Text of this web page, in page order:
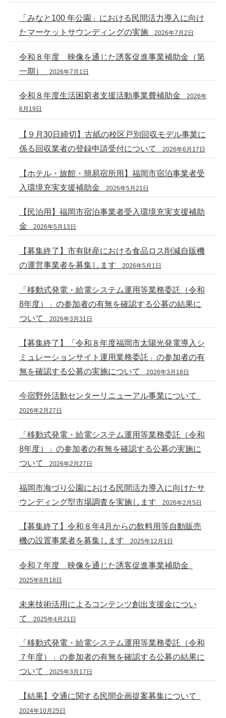
「みなと100 年公園」における民間活力導入に向け
たマーケットサウンディングの実施
2026年7月2日
令和８年度 映像を通じた誘客促進事業補助金（第
一期）
2026年7月1日
令和８年度生活困窮者支援活動事業費補助金 2026年
6月19日
【９月30日締切】古紙の校区戸別回収モデル事業に
係る回収業者の登録申請受付について
2026年6月17日
【ホテル・旅館・簡易宿所用】福岡市宿泊事業者受
入環境充実支援補助金
2026年5月21日
【民泊用】福岡市宿泊事業者受入環境充実支援補助
金
2026年5月13日
【募集終了】市有財産における食品ロス削減自販機
の運営事業者を募集します
2026年5月1日
「移動式発電・給電システム運用等業務委託（令和
8年度）」の参加者の有無を確認する公募の結果に
ついて
2026年3月31日
【募集終了】「令和８年度福岡市太陽光発電導入シ
ミュレーションサイト運用業務委託」の参加者の有
無を確認する公募の実施について
2026年3月18日
今宿野外活動センターリニューアル事業について
2026年2月27日
「移動式発電・給電システム運用等業務委託（令和
8年度）」の参加者の有無を確認する公募の実施に
ついて
2026年2月27日
福岡市海づり公園における民間活力導入に向けたサ
ウンディング型市場調査を実施します
2026年2月5日
【募集終了】令和８年4月からの飲料用等自動販売
機の設置事業者を募集します
2025年12月1日
令和７年度 映像を通じた誘客促進事業補助金
2025年8月18日
未来技術活用によるコンテンツ創出支援金につい
て
2025年4月21日
「移動式発電・給電システム運用等業務委託（令和
７年度）」の参加者の有無を確認する公募の結果に
ついて
2025年3月17日
【結果】交通に関する民間企画提案募集について
2024年10月25日